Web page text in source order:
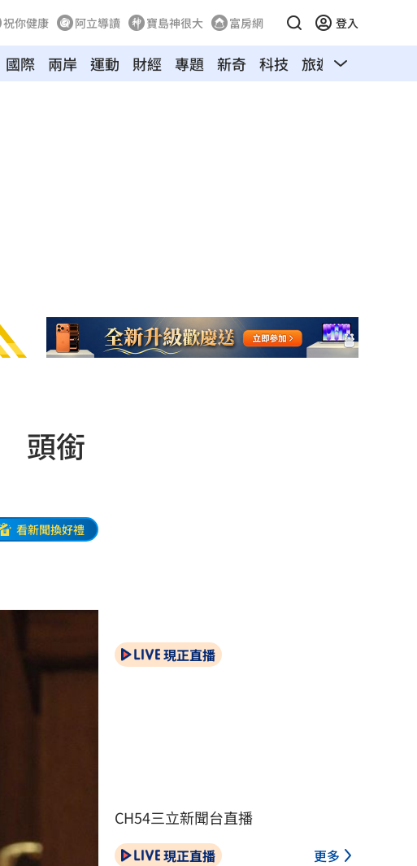
祝你健康 阿立導讀 寶島神很大 富房網 登入
國際 兩岸 運動 財經 專題 新奇 科技 旅遊 汽車
頭銜
看新聞換好禮
現正直播
CH54三立新聞台直播
現正直播 更多